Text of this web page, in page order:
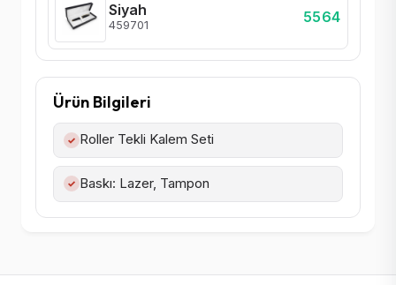
Siyah
459701 5564
Ürün Bilgileri
✓ Roller Tekli Kalem Seti
✓ Baskı: Lazer, Tampon